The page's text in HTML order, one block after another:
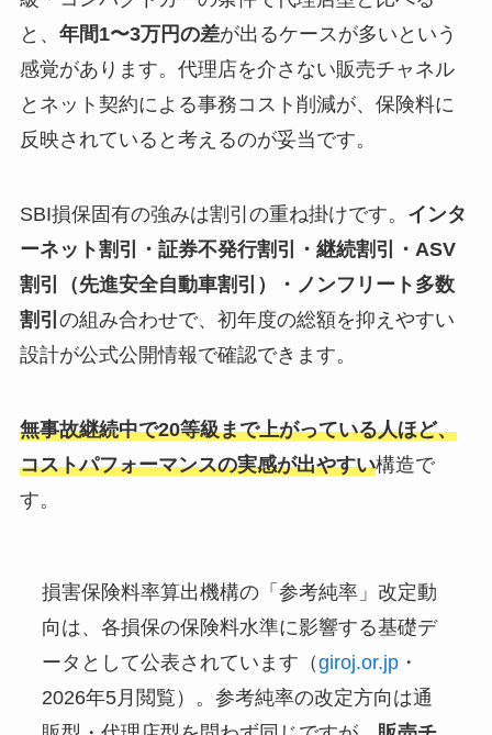
と、 年間1〜3万円の差が出るケースが多いという
感覚があります。代理店を介さない販売チャネル
とネット契約による事務コスト削減が、保険料に
反映されていると考えるのが妥当です。
SBI損保固有の強みは割引の重ね掛けです。 インタ
ーネット割引・証券不発行割引・継続割引・ASV
割引（先進安全自動車割引）・ノンフリート多数
割引 の組み合わせで、初年度の総額を抑えやすい
設計が公式公開情報で確認できます。
無事故継続中で20等級まで上がっている人ほど、
コストパフォーマンスの実感が出やすい構造で
す。
損害保険料率算出機構の「参考純率」改定動
向は、各損保の保険料水準に影響する基礎デ
ータとして公表されています（giroj.or.jp・
2026年5月閲覧）。参考純率の改定方向は通